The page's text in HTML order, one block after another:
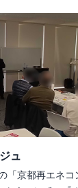
ュ
「京都再エネ